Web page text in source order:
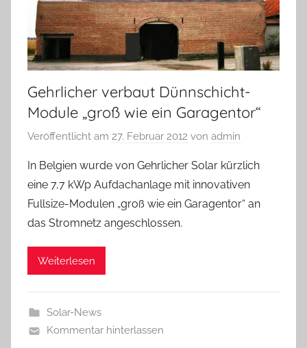
Gehrlicher verbaut Dünnschicht-
Module „groß wie ein Garagentor“
Veröffentlicht am 27. Februar 2012 von admin
In Belgien wurde von Gehrlicher Solar kürzlich
eine 7,7 kWp Aufdachanlage mit innovativen
Fullsize-Modulen „groß wie ein Garagentor“ an
das Stromnetz angeschlossen.
Weiterlesen
Solar-News
Kommentar hinterlassen